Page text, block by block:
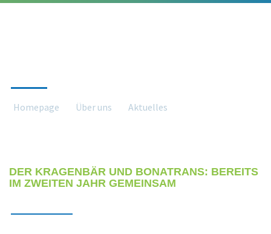
Homepage Über uns Aktuelles
DER KRAGENBÄR UND BONATRANS: BEREITS
IM ZWEITEN JAHR GEMEINSAM